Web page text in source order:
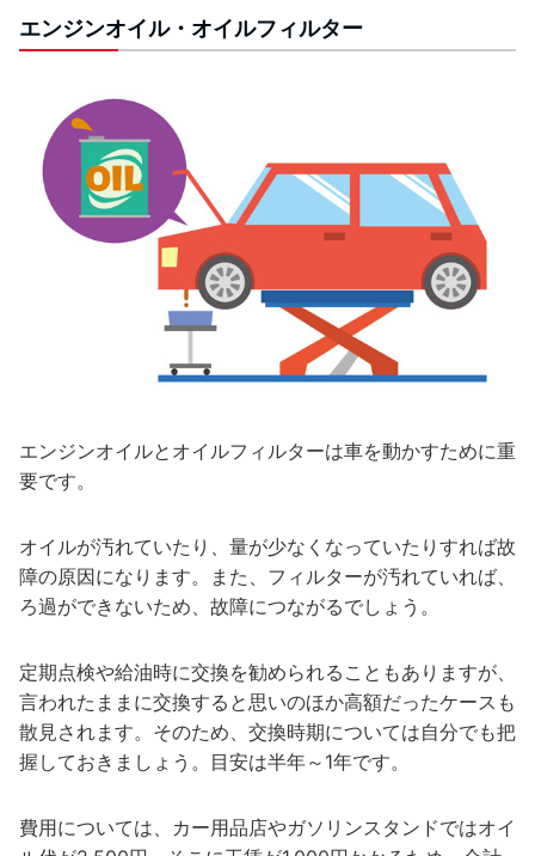
エンジンオイル・オイルフィルター
エンジンオイルとオイルフィルターは車を動かすために重
要です。
オイルが汚れていたり、量が少なくなっていたりすれば故
障の原因になります。また、フィルターが汚れていれば、
ろ過ができないため、故障につながるでしょう。
定期点検や給油時に交換を勧められることもありますが、
言われたままに交換すると思いのほか高額だったケースも
散見されます。そのため、交換時期については自分でも把
握しておきましょう。目安は半年～1年です。
費用については、カー用品店やガソリンスタンドではオイ